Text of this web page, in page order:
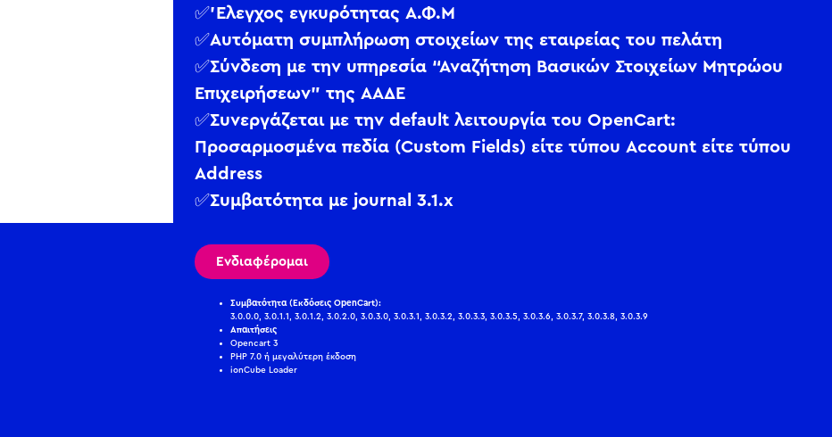
✅’Ελεγχος εγκυρότητας Α.Φ.Μ
✅Αυτόματη συμπλήρωση στοιχείων της εταιρείας του πελάτη
✅Σύνδεση με την υπηρεσία “Αναζήτηση Βασικών Στοιχείων Μητρώου
Επιχειρήσεων” της ΑΑΔΕ
✅Συνεργάζεται με την default λειτουργία του OpenCart:
Προσαρμοσμένα πεδία (Custom Fields) είτε τύπου Account είτε τύπου
Address
✅Συμβατότητα με journal 3.1.x
Ενδιαφέρομαι
Συμβατότητα (Εκδόσεις OpenCart):
3.0.0.0, 3.0.1.1, 3.0.1.2, 3.0.2.0, 3.0.3.0, 3.0.3.1, 3.0.3.2, 3.0.3.3, 3.0.3.5, 3.0.3.6, 3.0.3.7, 3.0.3.8, 3.0.3.9
Απαιτήσεις
Opencart 3
PHP 7.0 ή μεγαλύτερη έκδοση
ionCube Loader